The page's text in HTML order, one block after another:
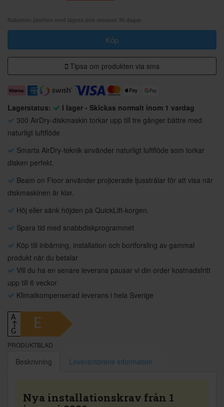
Köp
Tipsa om produkten via sms
Lagerstatus:
I lager - Skickas normalt inom 1 vardag
300 AirDry-diskmaskin torkar upp till tre gånger bättre med
naturligt luftflöde
Smarta AirDry-teknik använder naturligt luftflöde som torkar
disken perfekt.
Beam on Floor använder projicerade ljusstrålar för att visa när
diskmaskinen är klar.
Höj eller sänk höjden på QuickLift-korgen.
Spara tid med snabbdiskprogrammet
Köp till inbärning, installation och bortforsling av gammal
produkt när du betalar
Vill du ha en senare leverans pausar vi din order kostnadsfritt
upp till 6 veckor
Klimatkompenserad leverans i hela Sverige
A
↑
G
E
PRODUKTBLAD
Beskrivning Leverantörens information
Nya installationskrav från 1